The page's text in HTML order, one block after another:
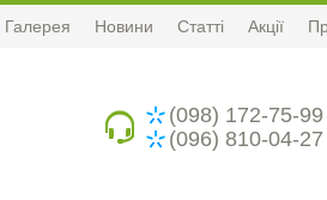
Галерея Новини Статті Акції
(098) 172-75-99
(096) 810-04-27